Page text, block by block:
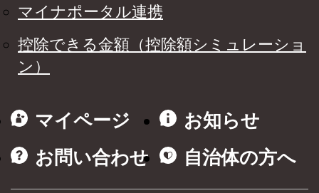
マイナポータル連携
控除できる金額（控除額シミュレーショ
ン）
マイページ
お知らせ
お問い合わせ
自治体の方へ